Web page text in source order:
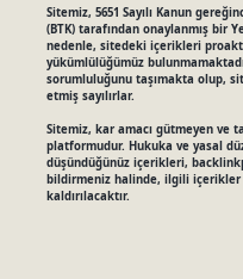
Sitemiz, 5651 Sayılı Kanun
(BTK) tarafından onaylanmış bir
nedenle, sitedeki içerikleri
yükümlülüğümüz
sorumluluğunu taşımakta olup,
etmiş sayılırlar.
Sitemiz, kar amacı gütmeyen ve
platformudur. Hukuka ve yasal
düşündüğünüz içerikleri,
bildirmeniz halinde, ilgili
kaldırılacaktır.